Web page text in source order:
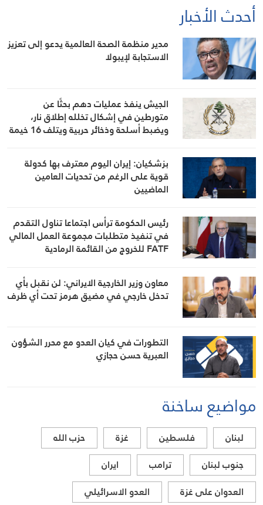
أحدث الأخبار
مدير منظمة الصحة العالمية يدعو إلى تعزيز
الاستجابة لإيبولا
الجيش ينفذ عمليات دهم بحثًا عن
متورطين في إشكال تخلله إطلاق نار،
ويضبط أسلحة وذخائر حربية ويتلف 16 خيمة
بزشكيان: إيران اليوم معترف بها كدولة
قوية على الرغم من تحديات العامين
الماضيين
رئيس الحكومة ترأس اجتماعا تناول التقدم
في تنفيذ متطلبات مجموعة العمل المالي
FATF للخروج من القائمة الرمادية
معاون وزير الخارجية الايراني: لن نقبل بأي
تدخل خارجي في مضيق هرمز تحت أي ظرف
التطورات في كيان العدو مع محرر الشؤون
العبرية حسن حجازي
مواضيع ساخنة
لبنان فلسطين غزة
حزب الله
جنوب لبنان
ترامب
ايران
العدوان على غزة
العدو الاسرائيلي